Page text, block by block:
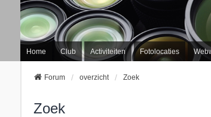
Home Club Activiteiten Fotolocaties
Forum overzicht Zoek
Zoek